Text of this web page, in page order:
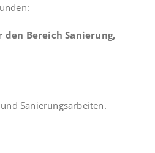
Bereich Sanierung,
Sanierungsarbeiten.